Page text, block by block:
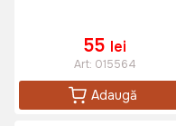
55 lei
Art: 015564
Adaugă